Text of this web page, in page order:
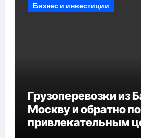
Бизнес и инвестиции
Грузоперевозки из
Москву и обратно по
привлекательным